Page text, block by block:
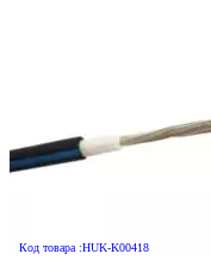
Код товара :HUK-K00418